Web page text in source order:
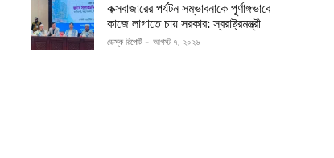
কক্সবাজারের পর্যটন সম্ভাবনাকে পূর্ণাঙ্গভাবে
কাজে লাগাতে চায় সরকার: স্বরাষ্ট্রমন্ত্রী
ডেস্ক রিপোর্ট - আগস্ট ৭, ২০২৬